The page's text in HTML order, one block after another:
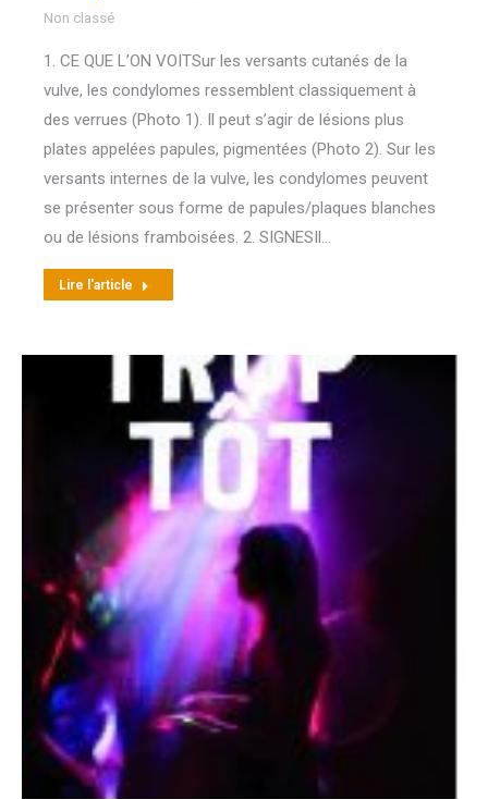
Non classé
1. CE QUE L’ON VOITSur les versants cutanés de la
vulve, les condylomes ressemblent classiquement à
des verrues (Photo 1). Il peut s’agir de lésions plus
plates appelées papules, pigmentées (Photo 2). Sur les
versants internes de la vulve, les condylomes peuvent
se présenter sous forme de papules/plaques blanches
ou de lésions framboisées. 2. SIGNESIl…
Lire l'article